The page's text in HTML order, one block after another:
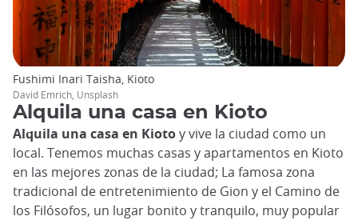
Alquila una casa en Kioto
Alquila una casa en Kiotoy vive la ciudad como un
local. Tenemos muchas casas y apartamentos en Kioto
en las mejores zonas de la ciudad; La famosa zona
tradicional de entretenimiento de Gion y el Camino de
los Filósofos, un lugar bonito y tranquilo, muy popular
Fushimi Inari Taisha, Kioto
David Emrich, Unsplash